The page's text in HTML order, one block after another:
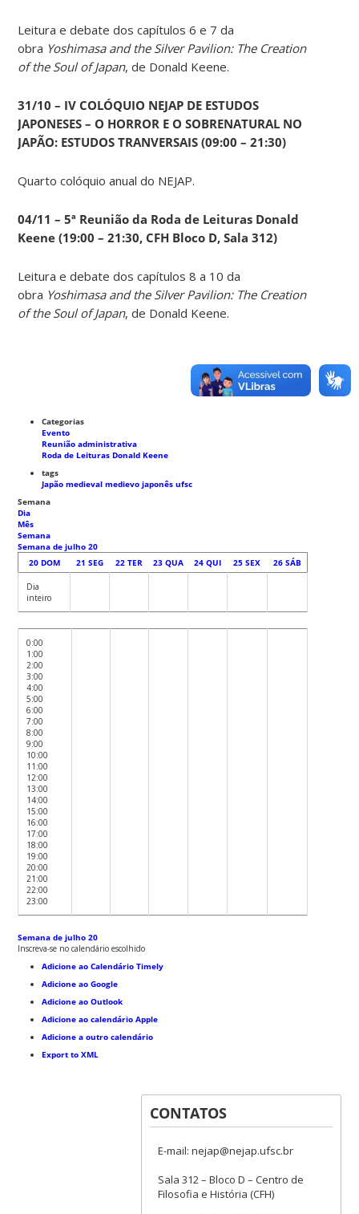
Leitura e debate dos capítulos 6 e 7 da
obra Yoshimasa and the Silver Pavilion: The Creation
of the Soul of Japan, de Donald Keene.
31/10 – IV COLÓQUIO NEJAP DE ESTUDOS
JAPONESES – O HORROR E O SOBRENATURAL NO
JAPÃO: ESTUDOS TRANVERSAIS (09:00 – 21:30)
Quarto colóquio anual do NEJAP.
04/11 – 5ª Reunião da Roda de Leituras Donald
Keene (19:00 – 21:30, CFH Bloco D, Sala 312)
Leitura e debate dos capítulos 8 a 10 da
obra Yoshimasa and the Silver Pavilion: The Creation
of the Soul of Japan, de Donald Keene.
Categorias
Evento
Reunião administrativa
Roda de Leituras Donald Keene
tags
Japão medievalmedievo japonêsufsc
Semana
Dia
Mês
Semana
Semana de julho 20
20 DOM 21 SEG 22 TER 23 QUA 24 QUI 25 SEX 26 SÁB
Dia
inteiro
0:00
1:00
2:00
3:00
4:00
5:00
6:00
7:00
8:00
9:00
10:00
11:00
12:00
13:00
14:00
15:00
16:00
17:00
18:00
19:00
20:00
21:00
22:00
23:00
Semana de julho 20
Inscreva-se no calendário escolhido
Adicione ao Calendário Timely
Adicione ao Google
Adicione ao Outlook
Adicione ao calendário Apple
Adicione a outro calendário
Export to XML
CONTATOS
E-mail: nejap@nejap.ufsc.br
Sala 312 – Bloco D – Centro de
Filosofia e História (CFH)